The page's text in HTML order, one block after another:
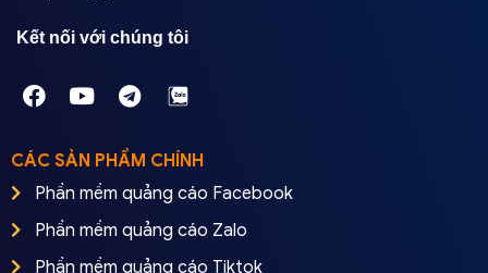
Kết nối với chúng tôi
CÁC SẢN PHẨM CHÍNH
Phần mềm quảng cáo Facebook
Phần mềm quảng cáo Zalo
Phần mềm quảng cáo Tiktok